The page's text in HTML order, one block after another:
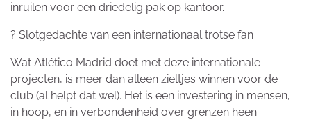
inruilen voor een driedelig pak op kantoor.
? Slotgedachte van een internationaal trotse fan
Wat Atlético Madrid doet met deze internationale
projecten, is meer dan alleen zieltjes winnen voor de
club (al helpt dat wel). Het is een investering in mensen,
in hoop, en in verbondenheid over grenzen heen.